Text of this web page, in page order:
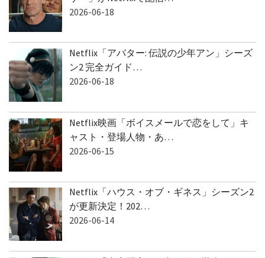
2026-06-18
Netflix「アバター: 伝説の少年アン」シーズ
ン2 完全ガイド…
2026-06-18
Netflix映画「ボイスメールで恋をして」キ
ャスト・登場人物・あ…
2026-06-15
Netflix「ハウス・オブ・ギネス」シーズン2
が更新決定！202…
2026-06-14